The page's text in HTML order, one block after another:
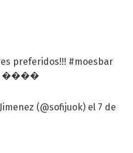
preferidos!!! #moesbar
����
(@sofijuok) el 7 de